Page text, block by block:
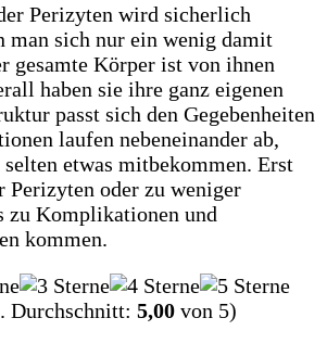
Perizyten wird sicherlich
man sich nur ein wenig damit
gesamte Körper ist von ihnen
haben sie ihre ganz eigenen
passt sich den Gegebenheiten
laufen nebeneinander ab,
etwas mitbekommen. Erst
oder zu weniger
zu Komplikationen und
kommen.
Durchschnitt: 5,00 von 5)